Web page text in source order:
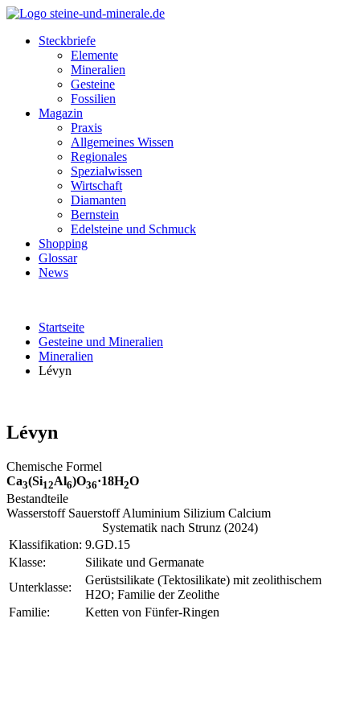
Steckbriefe
Elemente
Mineralien
Gesteine
Fossilien
Magazin
Praxis
Allgemeines Wissen
Regionales
Spezialwissen
Wirtschaft
Diamanten
Bernstein
Edelsteine und Schmuck
Shopping
Glossar
News
Startseite
Gesteine und Mineralien
Mineralien
Lévyn
Lévyn
Chemische Formel
Ca3(Si12Al6)O36·18H2O
Bestandteile
Wasserstoff Sauerstoff Aluminium Silizium Calcium
Systematik nach Strunz (2024)
Klassifikation: 9.GD.15
Klasse:
Silikate und Germanate
Unterklasse:
Gerüstsilikate (Tektosilikate) mit zeolithischem
H2O; Familie der Zeolithe
Familie:
Ketten von Fünfer-Ringen